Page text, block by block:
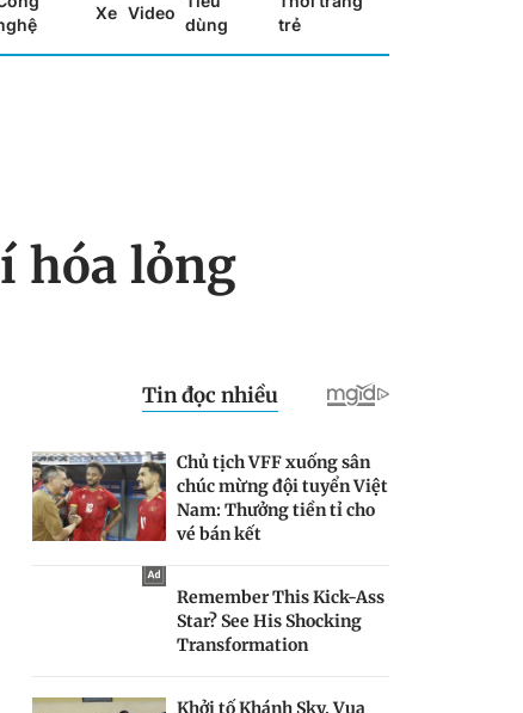
Xe Video
dùng
trẻ
hóa lỏng